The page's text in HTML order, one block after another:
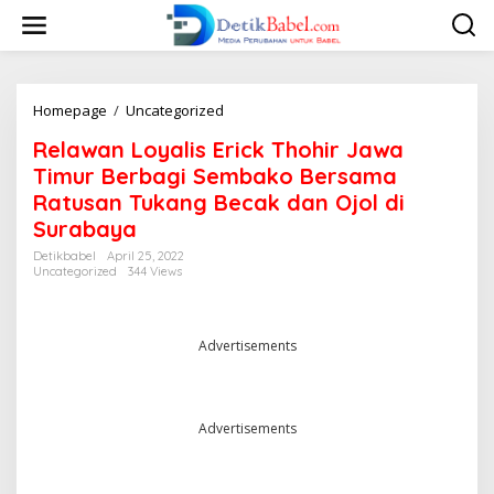
i
Homepage / Uncategorized
l
a
w
a
i
i
Relawan Loyalis Erick Thohir Jawa
Timur Berbagi Sembako Bersama
Ratusan Tukang Becak dan Ojol di
Surabaya
Detikbabel
April 25, 2022
Uncategorized
344 Views
Advertisements
Advertisements